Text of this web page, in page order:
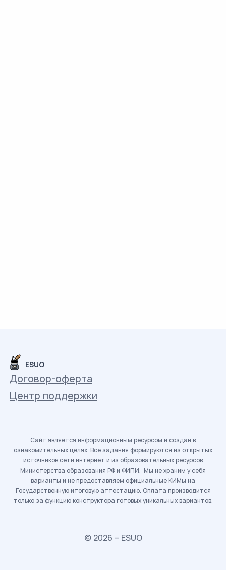
ESUO
Договор-оферта
Центр поддержки
Сайт является информационным ресурсом и создан в
ознакомительных целях. Все задания формируются из открытых
источников сети интернет и из образовательных ресурсов
Министерства образования РФ и ФИПИ. Мы не храним у себя
варианты и не предоставляем официальные КИМы на
Государственную итоговую аттестацию. Оплата производится
только за функцию конструктора готовых уникальных вариантов.
© 2026 – ESUO